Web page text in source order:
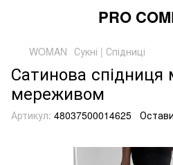
PRO
WOMAN Сукні | Спідниці
Сатинова спідниця
мереживом
Артикул: 48037500014625